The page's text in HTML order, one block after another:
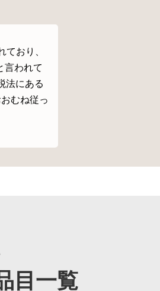
おり、
言われて
法にある
むね従っ
目一覧